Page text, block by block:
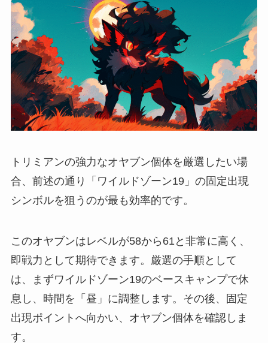
トリミアンの強力なオヤブン個体を厳選したい場
合、前述の通り「ワイルドゾーン19」の固定出現
シンボルを狙うのが最も効率的です。
このオヤブンはレベルが58から61と非常に高く、
即戦力として期待できます。厳選の手順として
は、まずワイルドゾーン19のベースキャンプで休
息し、時間を「昼」に調整します。その後、固定
出現ポイントへ向かい、オヤブン個体を確認しま
す。